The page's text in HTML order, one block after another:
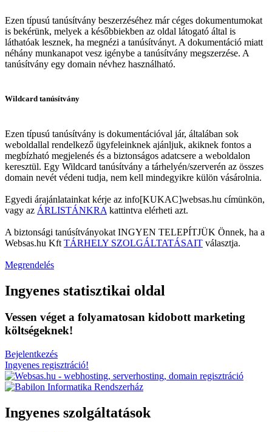
Ezen típusú tanúsítvány beszerzéséhez már céges dokumentumokat
is bekérünk, melyek a későbbiekben az oldal látogató által is
láthatóak lesznek, ha megnézi a tanúsítványt. A dokumentáció miatt
néhány munkanapot vesz igénybe a tanúsítvány megszerzése. A
tanúsítvány egy domain névhez használható.
Wildcard tanúsítvány
Ezen típusú tanúsítvány is dokumentációval jár, általában sok
weboldallal rendelkező ügyfeleinknek ajánljuk, akiknek fontos a
megbízható megjelenés és a biztonságos adatcsere a weboldalon
keresztül. Egy Wildcard tanúsítvány a tárhelyén/szerverén az összes
domain nevét védeni tudja, nem kell mindegyikre külön vásárolnia.
Egyedi árajánlatainkat kérje az info[KUKAC]websas.hu címünkön,
vagy az ÁRLISTÁNKRA kattintva elérheti azt.
A biztonsági tanúsítványokat INGYEN TELEPÍTJÜK Önnek, ha a
Websas.hu Kft TÁRHELY SZOLGÁLTATÁSAIT választja.
Megrendelés
Ingyenes statisztikai oldal
Vessen véget a folyamatosan kidobott marketing
költségeknek!
Bejelentkezés
Ingyenes regisztráció!
Ingyenes szolgáltatások